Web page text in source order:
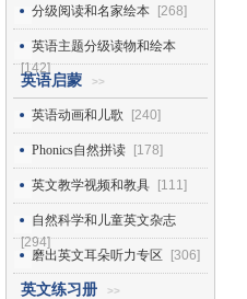
分级阅读和名家绘本 [268]
英语主题分级读物和绘本
[142]
英语启蒙 >>
英语动画和儿歌 [240]
Phonics自然拼读 [178]
英文教学视频和教具 [111]
自然科学和儿童英文杂志
[294]
磨出英文耳朵听力专区
[306]
英文练习册 >>